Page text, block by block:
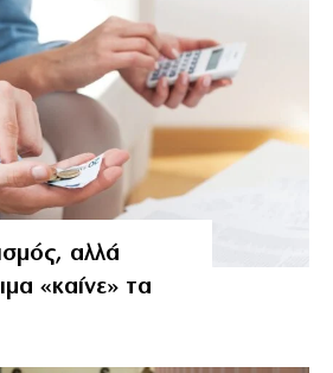
αλλά
«καίνε» τα